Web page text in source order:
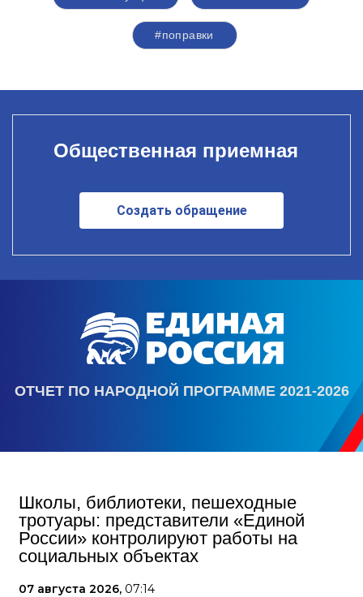
#поправки
Общественная приемная
Создать обращение
ОТЧЕТ ПО НАРОДНОЙ ПРОГРАММЕ 2021-2026
Школы, библиотеки, пешеходные
тротуары: представители «Единой
России» контролируют работы на
социальных объектах
07 августа 2026, 07:14